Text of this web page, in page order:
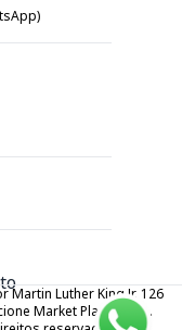
Martin Luther King Jr. 126
Market Place LTDA.